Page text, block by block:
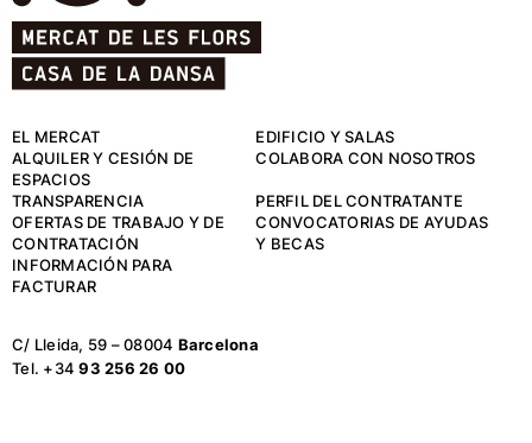
EL MERCAT
EDIFICIO Y SALAS
ALQUILER Y CESIÓN DE
ESPACIOS
COLABORA CON NOSOTROS
TRANSPARENCIA
PERFIL DEL CONTRATANTE
OFERTAS DE TRABAJO Y DE
CONTRATACIÓN
CONVOCATORIAS DE AYUDAS
Y BECAS
INFORMACIÓN PARA
FACTURAR
C/ Lleida, 59 – 08004 Barcelona
Tel. +3493 256 26 00